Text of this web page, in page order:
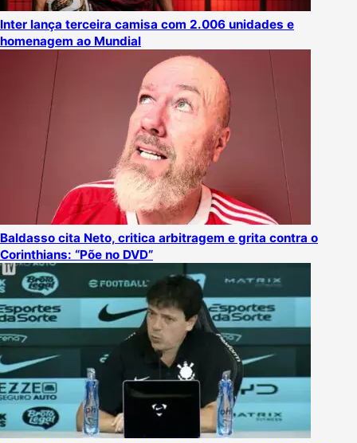
Inter lança terceira camisa com 2.006 unidades e
homenagem ao Mundial
Baldasso cita Neto, critica arbitragem e grita contra o
Corinthians: “Põe no DVD”